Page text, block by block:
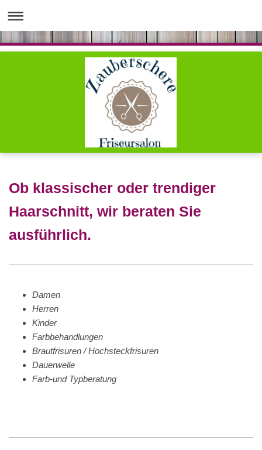
Ob klassischer oder trendiger
Haarschnitt, wir beraten Sie
ausführlich.
Damen
Herren
Kinder
Farbbehandlungen
Brautfrisuren / Hochsteckfrisuren
Dauerwelle
Farb-und Typberatung